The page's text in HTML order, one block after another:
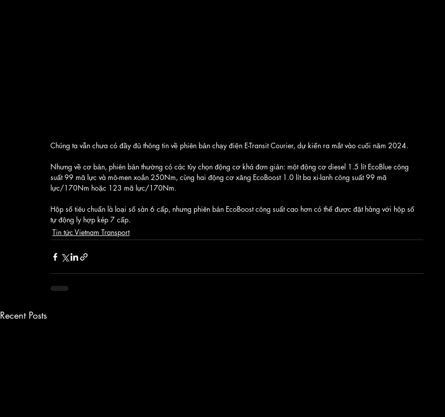
Chúng ta vẫn chưa có đầy đủ thông tin về phiên bản chạy điện E-Transit Courier, dự kiến ra mắt vào cuối năm 2024.
Nhưng về cơ bản, phiên bản thường có các tùy chọn động cơ khá đơn giản: một động cơ diesel 1.5 lít EcoBlue công
suất 99 mã lực và mô-men xoắn 250Nm, cùng hai động cơ xăng EcoBoost 1.0 lít ba xi-lanh công suất 99 mã
lực/170Nm hoặc 123 mã lực/170Nm.
Hộp số tiêu chuẩn là loại số sàn 6 cấp, nhưng phiên bản EcoBoost công suất cao hơn có thể được đặt hàng với hộp số
tự động ly hợp kép 7 cấp.
Tin tức Vietnam Transport
Recent Posts